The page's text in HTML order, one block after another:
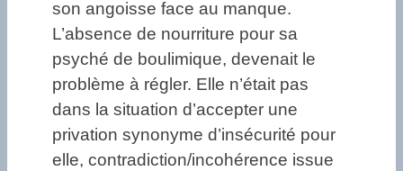
son angoisse face au manque.
L’absence de nourriture pour sa
psyché de boulimique, devenait le
problème à régler. Elle n’était pas
dans la situation d’accepter une
privation synonyme d’insécurité pour
elle, contradiction/incohérence issue